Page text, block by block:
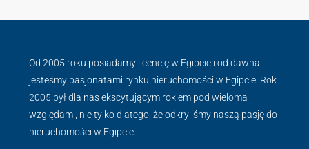
Od 2005 roku posiadamy licencję w Egipcie i od dawna
jesteśmy pasjonatami rynku nieruchomości w Egipcie. Rok
2005 był dla nas ekscytującym rokiem pod wieloma
względami, nie tylko dlatego, że odkryliśmy naszą pasję do
nieruchomości w Egipcie.